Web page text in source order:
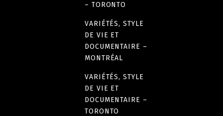
– TORONTO
VARIÉTÉS, STYLE
DE VIE ET
DOCUMENTAIRE –
MONTRÉAL
VARIÉTÉS, STYLE
DE VIE ET
DOCUMENTAIRE –
TORONTO
SÉRIES DRAMATIQUES ET COMÉDIES EN
FRANÇAIS